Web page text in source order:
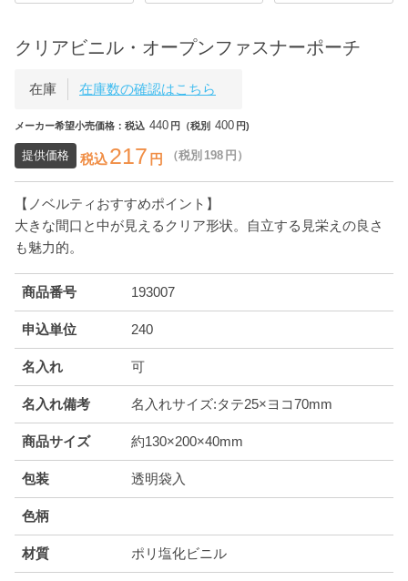
クリアビニル・オープンファスナーポーチ
在庫 在庫数の確認はこちら
メーカー希望小売価格：税込 440 円（税別 400 円)
提供価格 税込217 円 （税別 198 円）
【ノベルティおすすめポイント】
大きな間口と中が見えるクリア形状。自立する見栄えの良さ
も魅力的。
商品番号 193007
申込単位 240
名入れ 可
名入れ備考 名入れサイズ:タテ25×ヨコ70mm
商品サイズ 約130×200×40mm
包装 透明袋入
色柄
材質 ポリ塩化ビニル